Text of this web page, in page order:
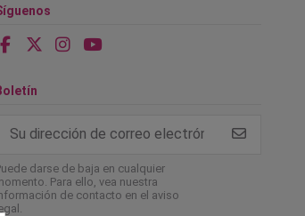
darse de baja en cualquier
Para ello, vea nuestra
de contacto en el aviso